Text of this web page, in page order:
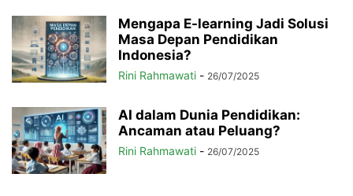
Mengapa E-learning Jadi Solusi
Masa Depan Pendidikan
Indonesia?
Rini Rahmawati - 26/07/2025
AI dalam Dunia Pendidikan:
Ancaman atau Peluang?
Rini Rahmawati - 26/07/2025